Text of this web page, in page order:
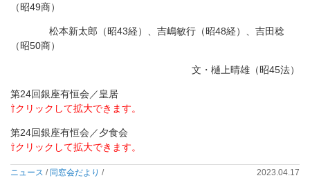
（昭49商）
松本新太郎（昭43経）、吉嶋敏行（昭48経）、吉田稔
（昭50商）
文・樋上晴雄（昭45法）
第24回銀座有恒会／皇居
⇧クリックして拡大できます。
第24回銀座有恒会／夕食会
⇧クリックして拡大できます。
ニュース / 同窓会だより / 2023.04.17